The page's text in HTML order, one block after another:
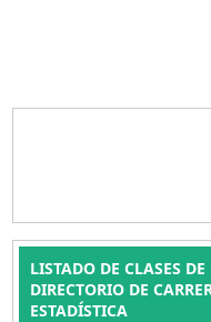
LISTADO DE CLASES
DIRECTORIO DE
ESTADÍSTICA